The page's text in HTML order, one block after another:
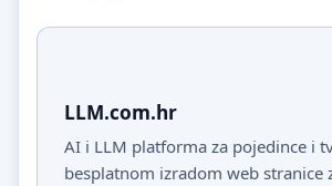
LLM.com.hr
AI i LLM platforma za pojedince i
besplatnom izradom web stranice